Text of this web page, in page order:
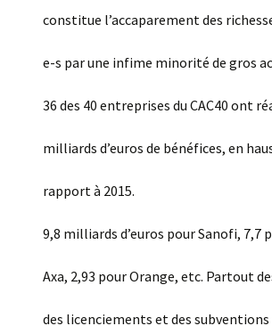
constitue l’accaparement des
e-s par une infime minorité de gros
36 des 40 entreprises du CAC40 ont
milliards d’euros de bénéfices, en
rapport à 2015.
9,8 milliards d’euros pour Sanofi, 7,7
Axa, 2,93 pour Orange, etc. Partout
des licenciements et des subventions